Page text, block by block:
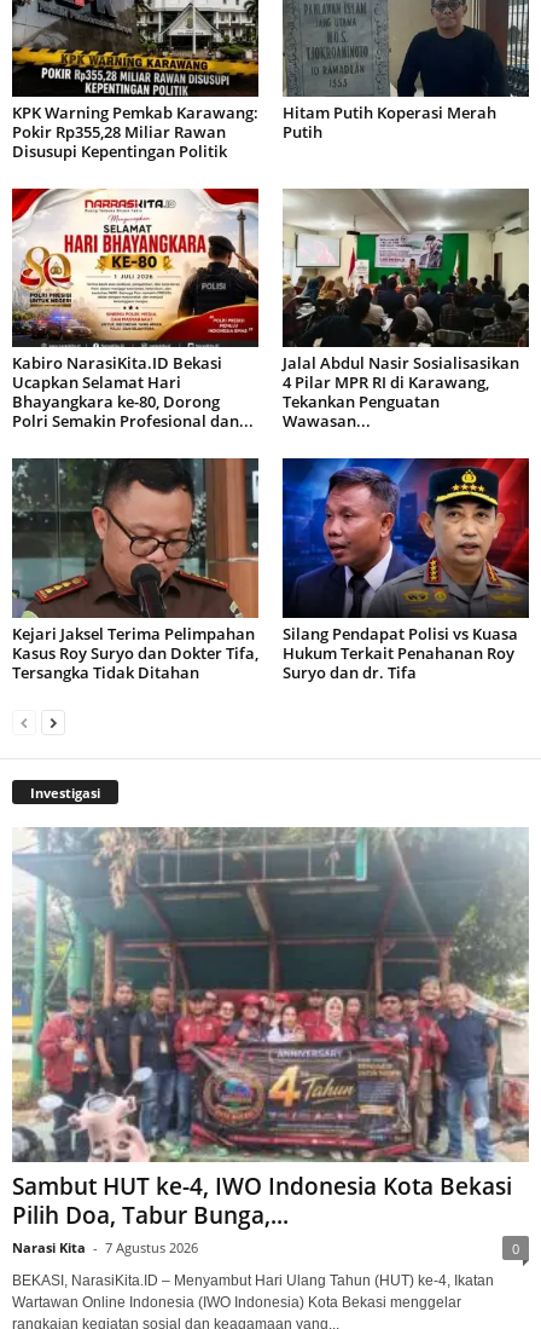
KPK Warning Pemkab Karawang:
Pokir Rp355,28 Miliar Rawan
Disusupi Kepentingan Politik
Hitam Putih Koperasi Merah
Putih
Kabiro NarasiKita.ID Bekasi
Ucapkan Selamat Hari
Bhayangkara ke-80, Dorong
Polri Semakin Profesional dan...
Jalal Abdul Nasir Sosialisasikan
4 Pilar MPR RI di Karawang,
Tekankan Penguatan
Wawasan...
Kejari Jaksel Terima Pelimpahan
Kasus Roy Suryo dan Dokter Tifa,
Tersangka Tidak Ditahan
Silang Pendapat Polisi vs Kuasa
Hukum Terkait Penahanan Roy
Suryo dan dr. Tifa
Investigasi
Sambut HUT ke-4, IWO Indonesia Kota Bekasi
Pilih Doa, Tabur Bunga,...
Narasi Kita - 7 Agustus 2026 0
BEKASI, NarasiKita.ID – Menyambut Hari Ulang Tahun (HUT) ke-4, Ikatan
Wartawan Online Indonesia (IWO Indonesia) Kota Bekasi menggelar
rangkaian kegiatan sosial dan keagamaan yang...